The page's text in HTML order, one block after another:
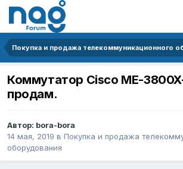
Коммутатор Cisco ME-
продам.
Автор: bora-bora
14 мая, 2019 в Покупка и продажа
оборудования